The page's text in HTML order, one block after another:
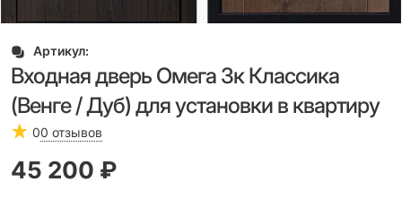
Артикул:
Входная дверь Омега 3к Классика
(Венге / Дуб) для установки в квартиру
00 отзывов
45 200 ₽